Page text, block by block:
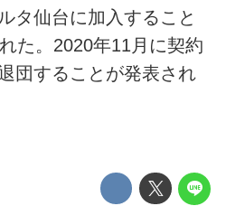
タ仙台に加入すること
た。2020年11月に契約
団することが発表され